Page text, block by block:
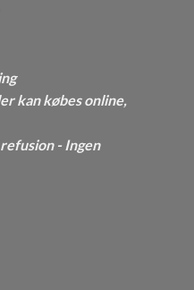
kan købes online,
- Ingen